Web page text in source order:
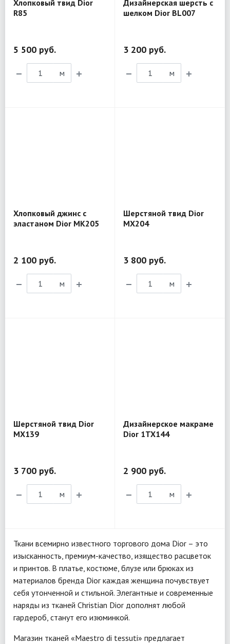
Хлопковый твид Dior
R85
5 500 руб.
м
Дизайнерская шерсть с
шелком Dior BL007
3 200 руб.
м
Хлопковый джинс с
эластаном Dior MK205
2 100 руб.
м
Шерстяной твид Dior
MX204
3 800 руб.
м
Шерстяной твид Dior
MX139
3 700 руб.
м
Дизайнерское макраме
Dior 1TX144
2 900 руб.
м
Ткани всемирно известного торгового дома Dior – это
изысканность, премиум-качество, изящество расцветок
и принтов. В платье, костюме, блузе или брюках из
материалов бренда Dior каждая женщина почувствует
себя утонченной и стильной. Элегантные и современные
наряды из тканей Christian Dior дополнят любой
гардероб, станут его изюминкой.
Магазин тканей «Maestro di tessuti» предлагает